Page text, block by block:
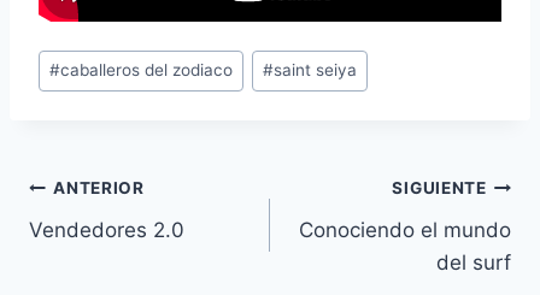
Etiquetas
de
#caballeros del zodiaco #saint seiya
Navegación
de
ANTERIOR
Vendedores 2.0
SIGUIENTE
Conociendo el mundo
del surf